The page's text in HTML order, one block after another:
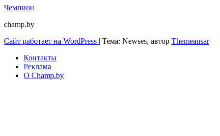
Чемпион
champ.by
Сайт работает на WordPress
Тема: Newses, автор Themeansar
Контакты
Реклама
О Champ.by